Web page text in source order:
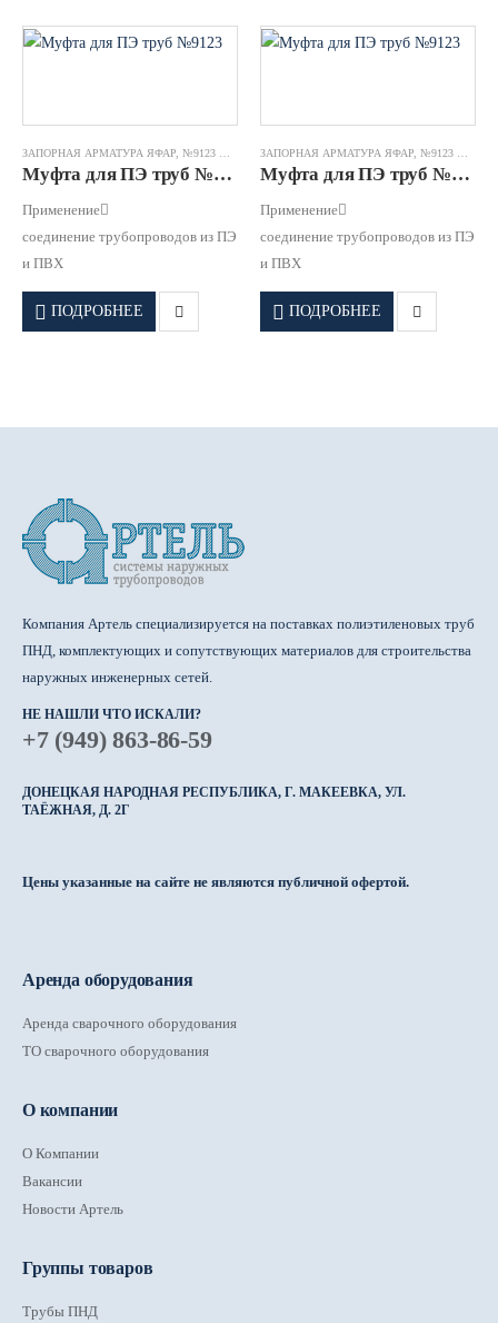
ЗАПОРНАЯ АРМАТУРА ЯФАР, №9123 МУФТА ДЛЯ ПЭ ТРУБ
Муфта для ПЭ труб №9123 DN0250/0280 PN16 GGG50 EPDM JAFAR
Применение
соединение трубопроводов из ПЭ
и ПВХ
ПОДРОБНЕЕ
ЗАПОРНАЯ АРМАТУРА ЯФАР, №9123 МУФТА ДЛЯ ПЭ ТРУБ
Муфта для ПЭ труб №9123 DN0300/0315 PN16 GGG50 EPDM JAFAR
Применение
соединение трубопроводов из ПЭ
и ПВХ
ПОДРОБНЕЕ
Компания Артель специализируется на поставках полиэтиленовых труб
ПНД, комплектующих и сопутствующих материалов для строительства
наружных инженерных сетей.
НЕ НАШЛИ ЧТО ИСКАЛИ?
+7 (949) 863-86-59
ДОНЕЦКАЯ НАРОДНАЯ РЕСПУБЛИКА, Г. МАКЕЕВКА, УЛ.
ТАЁЖНАЯ, Д. 2Г
Цены указанные на сайте не являются публичной офертой.
Аренда оборудования
Аренда сварочного оборудования
ТО сварочного оборудования
О компании
О Компании
Вакансии
Новости Артель
Группы товаров
Трубы ПНД